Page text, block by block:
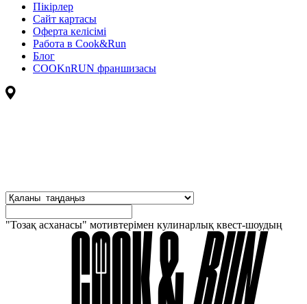
Пікірлер
Сайт картасы
Оферта келісімі
Работа в Cook&Run
Блог
COOKnRUN франшизасы
"Тозақ асханасы" мотивтерімен кулинарлық квест-шоудың